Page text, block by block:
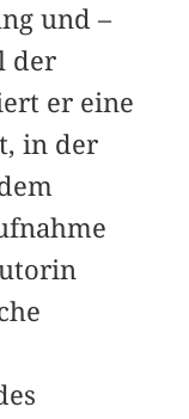
und –
der
er eine
in der